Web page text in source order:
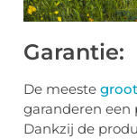
Garantie:
De meeste
garanderen een
Dankzij de